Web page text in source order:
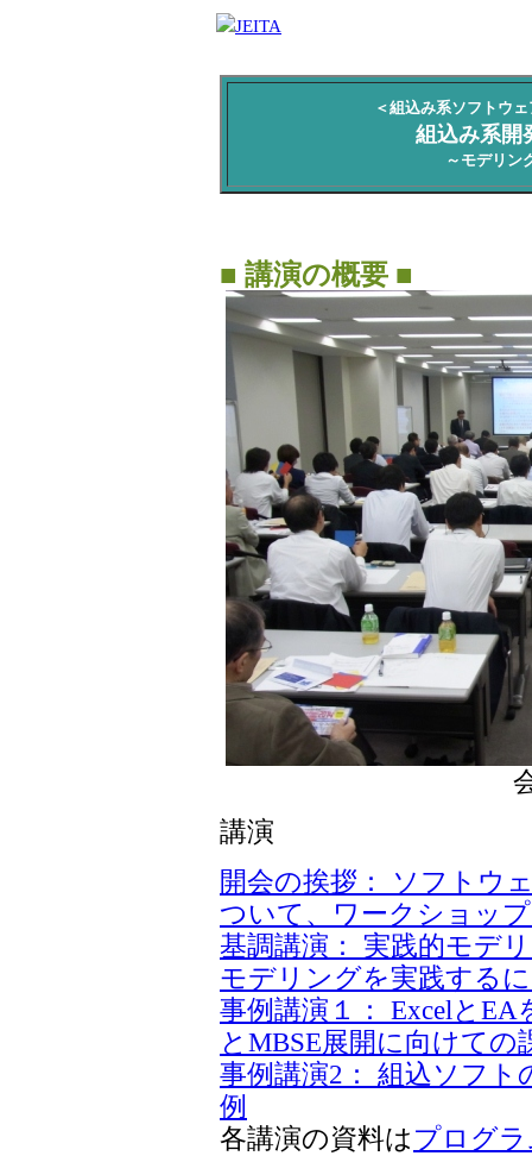
＜組込み系ソフトウ
組込み系開
～モデリン
■ 講演の概要 ■
講演
開会の挨拶： ソフトウ
ついて、ワークショッ
基調講演： 実践的モデ
モデリングを実践する
事例講演１： Excelと
とMBSE展開に向けての
事例講演2： 組込ソフ
例
各講演の資料はプログ